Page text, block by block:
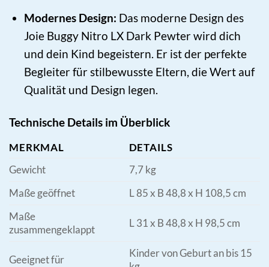
Modernes Design: Das moderne Design des
Joie Buggy Nitro LX Dark Pewter wird dich
und dein Kind begeistern. Er ist der perfekte
Begleiter für stilbewusste Eltern, die Wert auf
Qualität und Design legen.
Technische Details im Überblick
MERKMAL
DETAILS
Gewicht
7,7 kg
Maße geöffnet
L 85 x B 48,8 x H 108,5 cm
Maße
zusammengeklappt
L 31 x B 48,8 x H 98,5 cm
Geeignet für
Kinder von Geburt an bis 15